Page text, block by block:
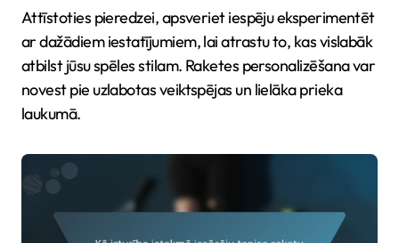
Attīstoties pieredzei, apsveriet iespēju eksperimentēt
ar dažādiem iestatījumiem, lai atrastu to, kas vislabāk
atbilst jūsu spēles stilam. Raketes personalizēšana var
novest pie uzlabotas veiktspējas un lielāka prieka
laukumā.